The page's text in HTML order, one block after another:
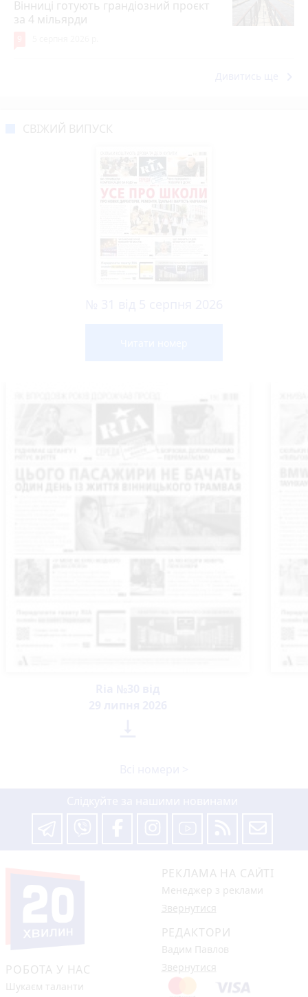
Вінниці готують грандіозний проєкт
за 4 мільярди
РОБОТА У НАС
Шукаєм таланти
РЕКЛАМА НА САЙТІ
Менеджер з реклами
Звернутися
РЕДАКТОРИ
Вадим Павлов
Звернутися